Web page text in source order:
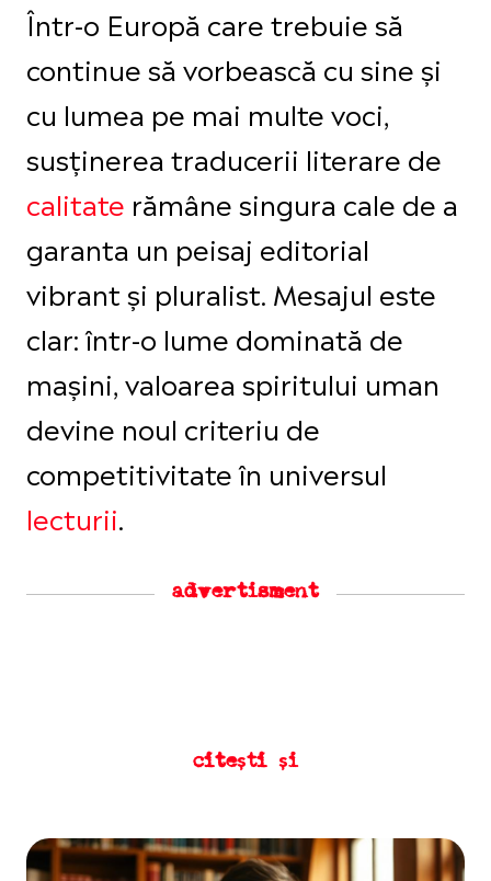
Într-o Europă care trebuie să
continue să vorbească cu sine și
cu lumea pe mai multe voci,
susținerea traducerii literare de
calitate rămâne singura cale de a
garanta un peisaj editorial
vibrant și pluralist. Mesajul este
clar: într-o lume dominată de
mașini, valoarea spiritului uman
devine noul criteriu de
competitivitate în universul
lecturii.
advertisment
citești și